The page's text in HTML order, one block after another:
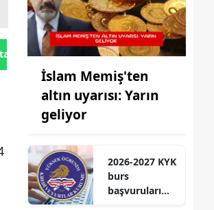
Gönder
İslam Memiş'ten
altın uyarısı: Yarın
geliyor
2026-2027 KYK
burs
başvuruları